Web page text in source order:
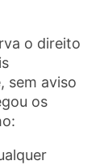
o direito
sem aviso
os